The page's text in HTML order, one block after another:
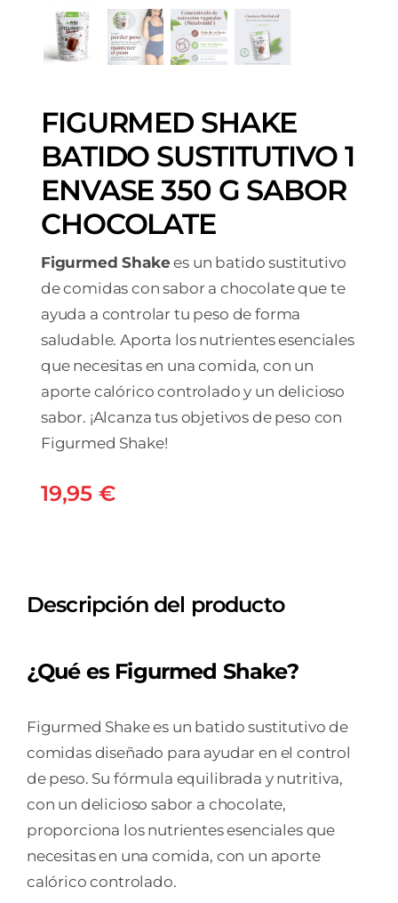
FIGURMED SHAKE
BATIDO SUSTITUTIVO 1
ENVASE 350 G SABOR
CHOCOLATE
Figurmed Shakees un batido sustitutivo
de comidas con sabor a chocolate que te
ayuda a controlar tu peso de forma
saludable. Aporta los nutrientes esenciales
que necesitas en una comida, con un
aporte calórico controlado y un delicioso
sabor. ¡Alcanza tus objetivos de peso con
Figurmed Shake!
19,95 €
Descripción del producto
¿Qué es Figurmed Shake?
Figurmed Shake es un batido sustitutivo de
comidas diseñado para ayudar en el control
de peso. Su fórmula equilibrada y nutritiva,
con un delicioso sabor a chocolate,
proporciona los nutrientes esenciales que
necesitas en una comida, con un aporte
calórico controlado.